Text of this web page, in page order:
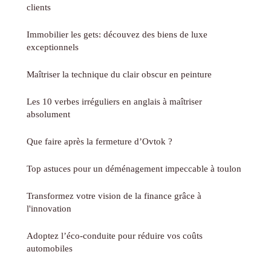
clients
Immobilier les gets: découvez des biens de luxe
exceptionnels
Maîtriser la technique du clair obscur en peinture
Les 10 verbes irréguliers en anglais à maîtriser
absolument
Que faire après la fermeture d’Ovtok ?
Top astuces pour un déménagement impeccable à toulon
Transformez votre vision de la finance grâce à
l'innovation
Adoptez l’éco-conduite pour réduire vos coûts
automobiles